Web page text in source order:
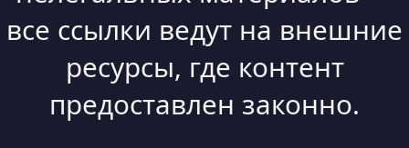
все ссылки ведут на внешние
ресурсы, где контент
предоставлен законно.